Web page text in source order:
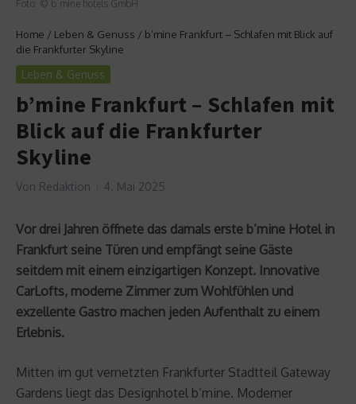
Foto: © b´mine hotels GmbH
Home / Leben & Genuss / b’mine Frankfurt – Schlafen mit Blick auf
die Frankfurter Skyline
Leben & Genuss
b’mine Frankfurt – Schlafen mit
Blick auf die Frankfurter
Skyline
Von Redaktion 4. Mai 2025
Vor drei Jahren öffnete das damals erste b’mine Hotel in
Frankfurt seine Türen und empfängt seine Gäste
seitdem mit einem einzigartigen Konzept. Innovative
CarLofts, moderne Zimmer zum Wohlfühlen und
exzellente Gastro machen jeden Aufenthalt zu einem
Erlebnis.
Mitten im gut vernetzten Frankfurter Stadtteil Gateway
Gardens liegt das Designhotel b’mine. Moderner